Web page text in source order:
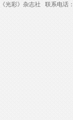
《光彩》杂志社 联系电话